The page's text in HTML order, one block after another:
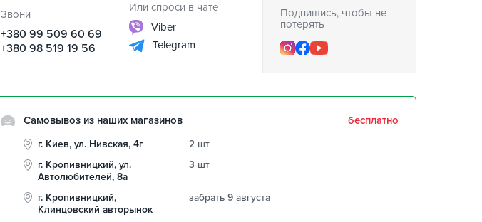
Звони
+380 99 509 60 69
+380 98 519 19 56
Или спроси в чате
Viber
Telegram
Подпишись, чтобы не
потерять
Самовывоз из наших магазинов бесплатно
г. Киев, ул. Нивская, 4г
2 шт
г. Кропивницкий, ул.
Автолюбителей, 8а
3 шт
г. Кропивницкий,
Клинцовский авторынок
забрать 9 августа